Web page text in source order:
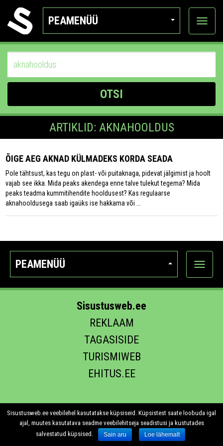
PEAMENÜÜ
Ava
OTSI
ARTIKLID: AKNAHOOLDUS
ÕIGE AEG AKNAD KÜLMADEKS KORDA SEADA
Pole tähtsust, kas tegu on plast- või puitaknaga, pidevat jälgimist ja hoolt
vajab see ikka. Mida peaks akendega enne talve tulekut tegema? Mida
peaks teadma kummitihendite hooldusest? Kas regulaarse
aknahooldusega saab igaüks ise hakkama või ...
PEAMENÜÜ
Ava
Sisustusweb.ee
REKLAAM
TAGASISIDE
TURISMIWEB
EHITUS.EE
Sisustusweb.ee veebilehel kasutatakse küpsiseid. Küpsistest saate loobuda igal
ajal, muutes kasutatava seadme veebilehitseja seadistusi ja kustutades
salvestatud küpsised.
Sain aru Loe lähemalt